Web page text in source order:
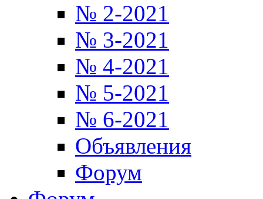
№ 2-2021
№ 3-2021
№ 4-2021
№ 5-2021
№ 6-2021
Объявления
Форум